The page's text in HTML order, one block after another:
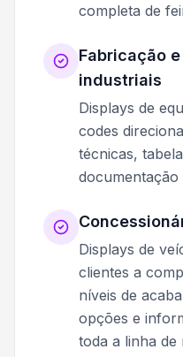
completa de
Fabricação
industriais
Displays de
codes
técnicas,
Displays de
clientes a
níveis de
opções e
toda a linha de